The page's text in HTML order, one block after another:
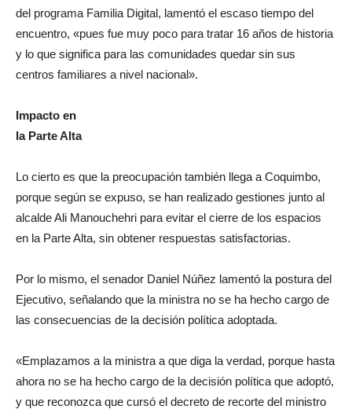
del programa Familia Digital, lamentó el escaso tiempo del
encuentro, «pues fue muy poco para tratar 16 años de historia
y lo que significa para las comunidades quedar sin sus
centros familiares a nivel nacional».
Impacto en
la Parte Alta
Lo cierto es que la preocupación también llega a Coquimbo,
porque según se expuso, se han realizado gestiones junto al
alcalde Ali Manouchehri para evitar el cierre de los espacios
en la Parte Alta, sin obtener respuestas satisfactorias.
Por lo mismo, el senador Daniel Núñez lamentó la postura del
Ejecutivo, señalando que la ministra no se ha hecho cargo de
las consecuencias de la decisión política adoptada.
«Emplazamos a la ministra a que diga la verdad, porque hasta
ahora no se ha hecho cargo de la decisión política que adoptó,
y que reconozca que cursó el decreto de recorte del ministro